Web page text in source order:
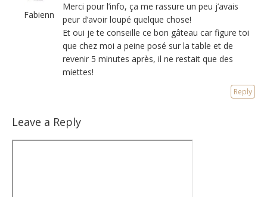
Fabienne
Merci pour l’info, ça me rassure un peu j’avais
peur d’avoir loupé quelque chose!
Et oui je te conseille ce bon gâteau car figure toi
que chez moi a peine posé sur la table et de
revenir 5 minutes après, il ne restait que des
miettes!
Reply
Leave a Reply